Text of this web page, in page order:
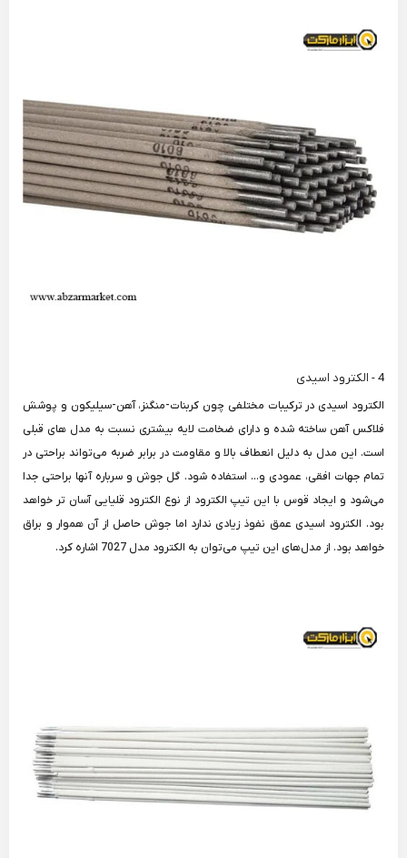
4 - الکترود اسیدی
الکترود اسیدی در ترکیبات مختلفی چون کربنات-منگنز، آهن-سیلیکون و پوشش
فلاکس آهن ساخته شده و دارای ضخامت لایه بیشتری نسبت به مدل های قبلی
است. این مدل به دلیل انعطاف بالا و مقاومت در برابر ضربه می‌تواند براحتی در
تمام جهات افقی، عمودی و... استفاده شود. گل جوش و سرباره آنها براحتی جدا
می‌شود و ایجاد قوس با این تیپ الکترود از نوع الکترود قلیایی آسان تر خواهد
بود. الکترود اسیدی عمق نفوذ زیادی ندارد اما جوش حاصل از آن هموار و براق
خواهد بود. از مدل‌های این تیپ می‌توان به الکترود مدل 7027 اشاره کرد.